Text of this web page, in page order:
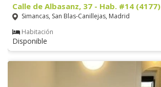
Calle de Albasanz, 37 - Hab. #14 (4177)
Simancas, San Blas-Canillejas, Madrid
Habitación
Disponible